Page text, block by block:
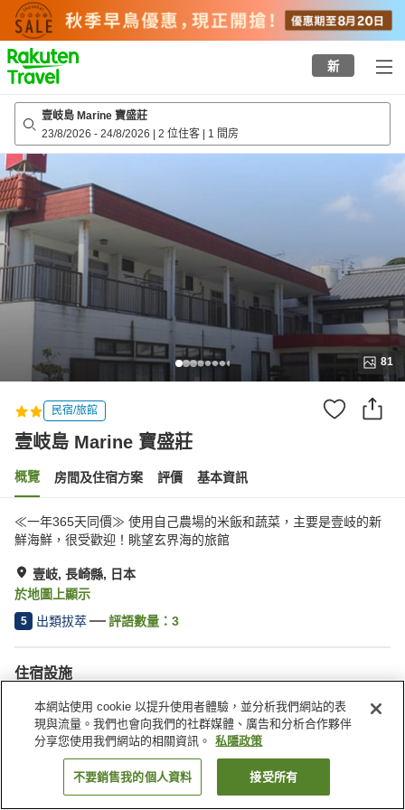
to
top
page
新
壹岐島 Marine 寶盛莊
23/8/2026 - 24/8/2026 | 2 位住客 | 1 間房
81
民宿/旅館
壹岐島 Marine 寶盛莊
概覽 房間及住宿方案 評價 基本資訊
≪一年365天同價≫ 使用自己農場的米飯和蔬菜，主要是壹岐的新
鮮海鮮，很受歡迎！眺望玄界海的旅館
壹岐, 長崎縣, 日本
於地圖上顯示
5 出類拔萃 評語數量： 3
住宿設施
停車場
自動販賣機
乒乓球
公共澡堂
找客房
本網站使用 cookie 以提升使用者體驗，並分析我們網站的表
現與流量。我們也會向我們的社群媒體、廣告和分析合作夥伴
分享您使用我們網站的相關資訊。
私隱政策
不要銷售我的個人資料 接受所有